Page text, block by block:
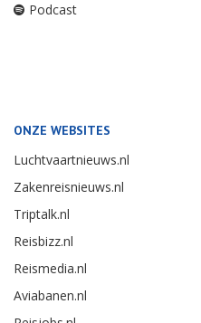
Podcast
ONZE WEBSITES
Luchtvaartnieuws.nl
Zakenreisnieuws.nl
Triptalk.nl
Reisbizz.nl
Reismedia.nl
Aviabanen.nl